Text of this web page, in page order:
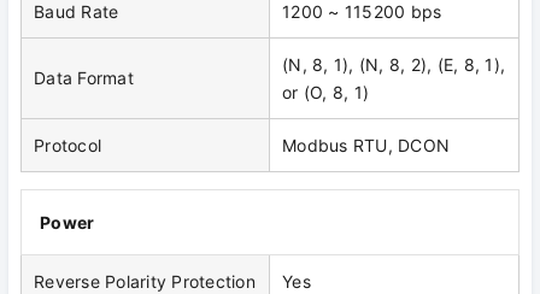
Baud Rate 1200 ~ 115200 bps
Data Format
(N, 8, 1), (N, 8, 2), (E, 8, 1),
or (O, 8, 1)
Protocol Modbus RTU, DCON
Power
Reverse Polarity Protection Yes